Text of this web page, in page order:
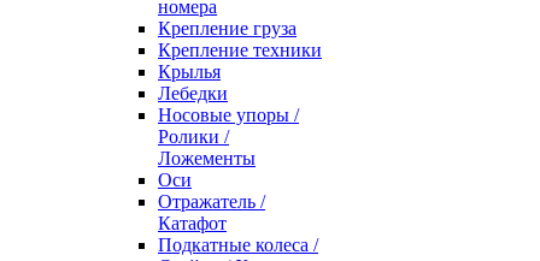
номера
Крепление груза
Крепление техники
Крылья
Лебедки
Носовые упоры /
Ролики /
Ложементы
Оси
Отражатель /
Катафот
Подкатные колеса /